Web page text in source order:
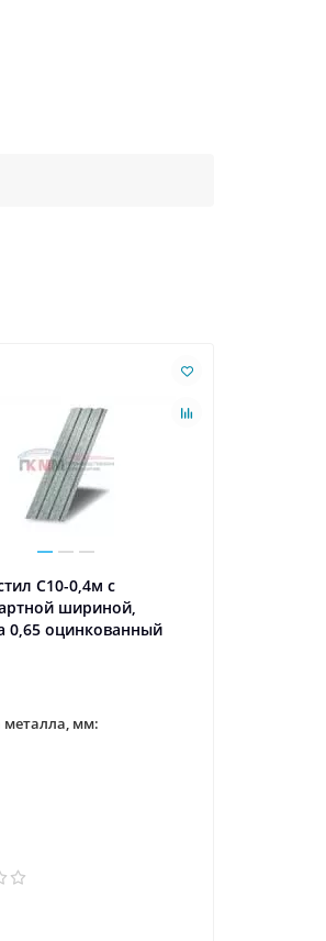
С10-0,4м с
шириной,
0,65 оцинкованный
мм: